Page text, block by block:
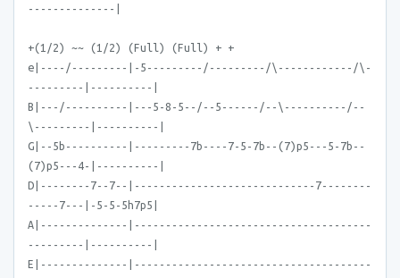
--------------|
+(1/2) ~~ (1/2) (Full) (Full) + +
e|----/---------|-5---------/---------/\------------/\-
---------|----------|
B|---/----------|---5-8-5--/--5------/--\----------/--
\---------|----------|
G|--5b----------|---------7b----7-5-7b--(7)p5---5-7b--
(7)p5---4-|----------|
D|--------7--7--|-----------------------------7--------
-----7---|-5-5-5h7p5|
A|--------------|--------------------------------------
---------|----------|
E|--------------|--------------------------------------